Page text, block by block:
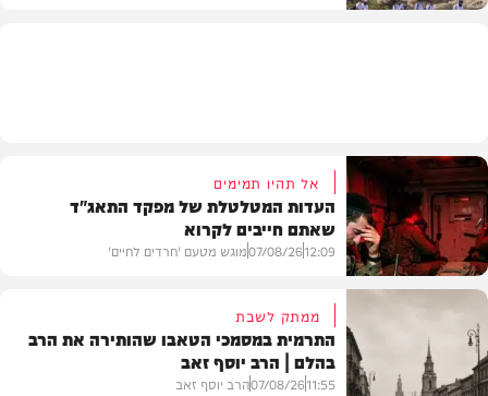
דעות
אל תהיו תמימים
העדות המטלטלת של מפקד התאג"ד
שאתם חייבים לקרוא
12:09
07/08/26מוגש מטעם 'חרדים לחיים'
ממתק לשבת
התרמית במסמכי הטאבו שהותירה את הרב
בהלם | הרב יוסף זאב
11:55
07/08/26הרב יוסף זאב